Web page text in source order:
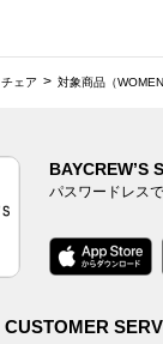
チェア 対象商品（WOMEN
BAYCREW’S
パスワードレス
CUSTOMER